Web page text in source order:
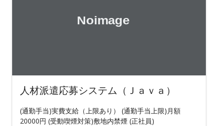
人材派遣応募システム（Ｊａｖａ）
(通勤手当)実費支給（上限あり） (通勤手当上限)月額
20000円 (受動喫煙対策)敷地内禁煙 (正社員)